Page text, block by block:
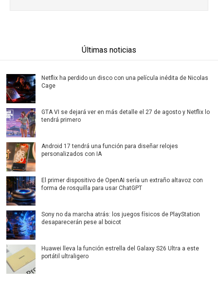
Últimas noticias
Netflix ha perdido un disco con una película inédita de Nicolas
Cage
GTA VI se dejará ver en más detalle el 27 de agosto y Netflix lo
tendrá primero
Android 17 tendrá una función para diseñar relojes
personalizados con IA
El primer dispositivo de OpenAI sería un extraño altavoz con
forma de rosquilla para usar ChatGPT
Sony no da marcha atrás: los juegos físicos de PlayStation
desaparecerán pese al boicot
Huawei lleva la función estrella del Galaxy S26 Ultra a este
portátil ultraligero